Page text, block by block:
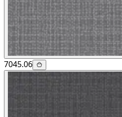
7045.06